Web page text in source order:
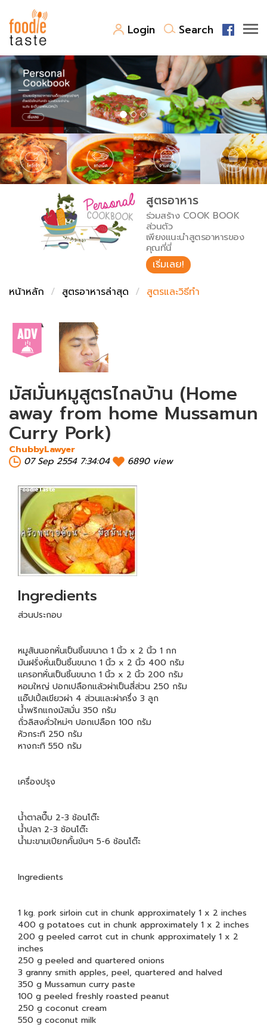
Login Search
สูตรอาหาร
สูตรอาหารล่าสุด
Top Foodie
พาไปชิม
สารพันก้นครัว
เคล็ดลับน่ารู้
เปรียบเทียบหน่วยการตวง
เปรียบเทียบอุณหภูมิ
เปรียบเทียบน้ำหนักวัตถุดิบ
FoodPedia
สร้าง Cookbook
สูตรอาหาร
ร่วมสร้าง COOK BOOK
ส่วนตัว
เพียงแนะนำสูตรอาหารของ
คุณที่นี่
เริ่มเลย!
หน้าหลัก
สูตรอาหารล่าสุด สูตรและวิธีทำ
มัสมั่นหมูสูตรไกลบ้าน (Home
away from home Mussamun
Curry Pork)
ChubbyLawyer
07 Sep 2554 7:34:04
6890 view
Ingredients
ส่วนประกอบ
หมูสันนอกหั่นเป็นชิ้นขนาด 1 นิ้ว x 2 นิ้ว 1 กก
มันฝรั่งหั่นเป็นชิ้นขนาด 1 นิ้ว x 2 นิ้ว 400 กรัม
แครอทหั่นเป็นชิ้นขนาด 1 นิ้ว x 2 นิ้ว 200 กรัม
หอมใหญ่ ปอกเปลือกแล้วผ่าเป็นสี่ส่วน 250 กรัม
แอ๊ปเปิ้ลเขียวผ่า 4 ส่วนและผ่าครึ่ง 3 ลูก
น้ำพริกแกงมัสมั่น 350 กรัม
ถั่วลิสงคั่วใหม่ๆ ปอกเปลือก 100 กรัม
หัวกระทิ 250 กรัม
หางกะทิ 550 กรัม
เครื่องปรุง
น้ำตาลปี๊บ 2-3 ช้อนโต๊ะ
น้ำปลา 2-3 ช้อนโต๊ะ
น้ำมะขามเปียกคั้นข้นๆ 5-6 ช้อนโต๊ะ
Ingredients
1 kg. pork sirloin cut in chunk approximately 1 x 2 inches
400 g potatoes cut in chunk approximately 1 x 2 inches
200 g peeled carrot cut in chunk approximately 1 x 2
inches
250 g peeled and quartered onions
3 granny smith apples, peel, quartered and halved
350 g Mussamun curry paste
100 g peeled freshly roasted peanut
250 g coconut cream
550 g coconut milk